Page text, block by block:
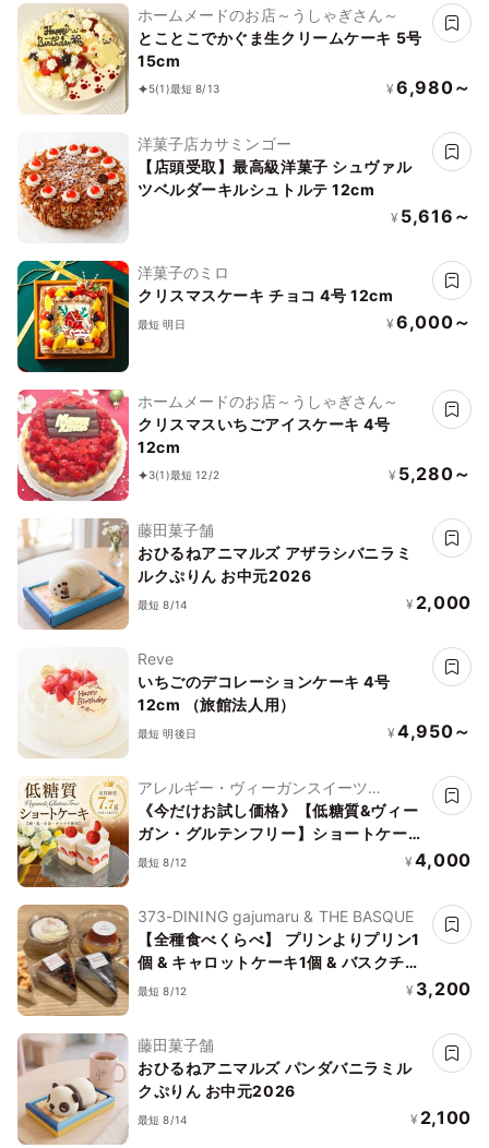
ホームメードのお店～うしゃぎさん～
とことこでかぐま生クリームケーキ 5号
15cm
5(1)最短 8/13 ¥ 6,980～
洋菓子店カサミンゴー
【店頭受取】最高級洋菓子 シュヴァル
ツベルダーキルシュトルテ 12cm
¥ 5,616～
洋菓子のミロ
クリスマスケーキ チョコ 4号 12cm
最短 明日 ¥ 6,000～
ホームメードのお店～うしゃぎさん～
クリスマスいちごアイスケーキ 4号
12cm
3(1)最短 12/2 ¥ 5,280～
藤田菓子舗
おひるねアニマルズ アザラシバニラミ
ルクぷりん お中元2026
最短 8/14 ¥ 2,000
Reve
いちごのデコレーションケーキ 4号
12cm （旅館法人用）
最短 明後日 ¥ 4,950～
アレルギー・ヴィーガンスイーツ
L'AURA(ローラ)
《今だけお試し価格》【低糖質&ヴィー
ガン・グルテンフリー】ショートケーキ
4個入り
最短 8/12 ¥ 4,000
373-DINING gajumaru & THE BASQUE
【全種食べくらべ】 プリンよりプリン1
個 & キャロットケーキ1個 & バスクチー
ズケーキ 4種のアソート プレゼント
最短 8/12 ¥ 3,200
藤田菓子舗
おひるねアニマルズ パンダバニラミル
クぷりん お中元2026
最短 8/14 ¥ 2,100